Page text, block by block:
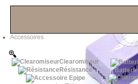
Accessoires
Clearomiseur
Résistance
Batterie